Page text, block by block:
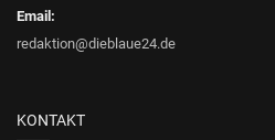
Email:
redaktion@dieblaue24.de
KONTAKT